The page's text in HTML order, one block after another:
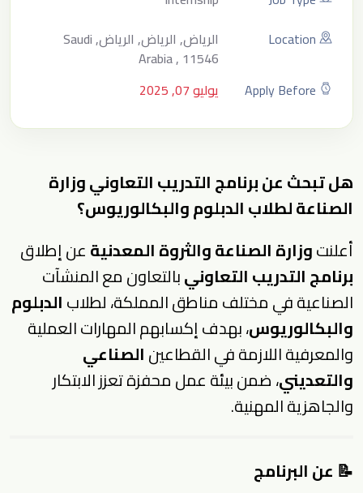
Location
الرياض, الرياض, الرياض, Saudi
Arabia , 11546
Apply Before
يوليو 07, 2025
هل تبحث عن برنامج التدريب التعاوني وزارة
الصناعة لطلاب الدبلوم والبكالوريوس؟
أعلنتوزارة الصناعة والثروة المعدنيةعن إطلاق
برنامج التدريب التعاونيبالتعاون مع المنشآت
الصناعية في مختلف مناطق المملكة، لطلابالدبلوم
والبكالوريوس، بهدف إكسابهم المهارات العملية
والمعرفية اللازمة في القطاعينالصناعي
والتعديني، ضمن بيئة عمل محفزة تعزز الابتكار
والجاهزية المهنية.
📝 عن البرنامج